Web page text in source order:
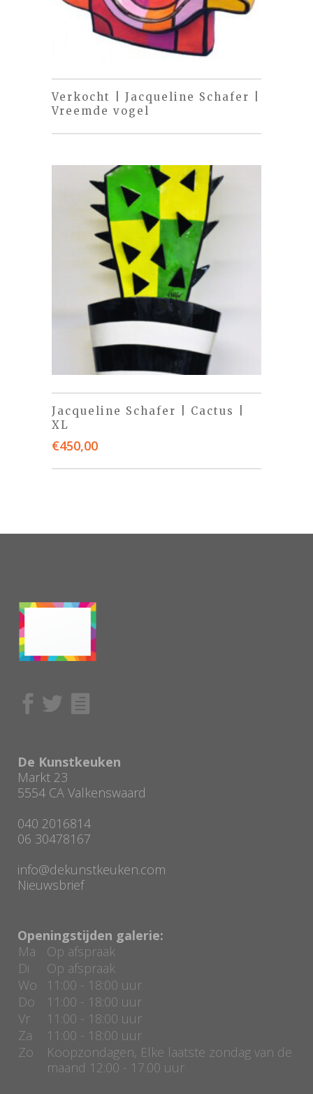
Verkocht | Jacqueline Schafer |
Vreemde vogel
Jacqueline Schafer | Cactus |
XL
€450,00
De Kunstkeuken
Markt 23
5554 CA Valkenswaard
040 2016814
06 30478167
info@dekunstkeuken.com
Nieuwsbrief
Openingstijden galerie:
Ma
Op afspraak
Di
Op afspraak
Wo
11:00 - 18:00 uur
Do
11:00 - 18:00 uur
Vr
11:00 - 18:00 uur
Za
11:00 - 18:00 uur
Zo
Koopzondagen, Elke laatste zondag van de
maand 12:00 - 17.00 uur